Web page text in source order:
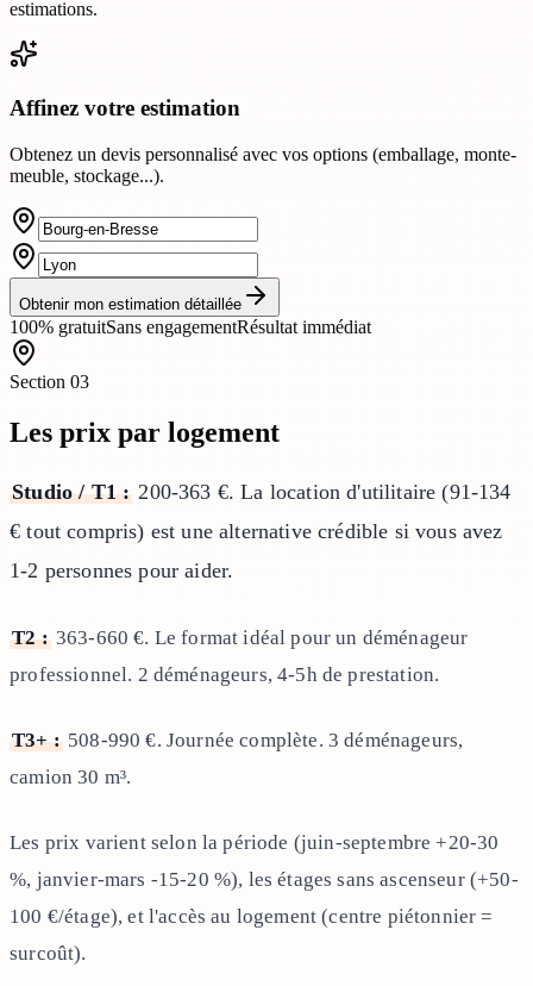
estimations.
Affinez votre estimation
Obtenez un devis personnalisé avec vos options (emballage, monte-
meuble, stockage...).
Obtenir mon estimation détaillée
100% gratuitSans engagementRésultat immédiat
Section 03
Les prix par logement
Studio / T1 : 200-363 €. La location d'utilitaire (91-134
€ tout compris) est une alternative crédible si vous avez
1-2 personnes pour aider.
T2 :363-660 €. Le format idéal pour un déménageur
professionnel. 2 déménageurs, 4-5h de prestation.
T3+ :508-990 €. Journée complète. 3 déménageurs,
camion 30 m³.
Les prix varient selon la période (juin-septembre +20-30
%, janvier-mars -15-20 %), les étages sans ascenseur (+50-
100 €/étage), et l'accès au logement (centre piétonnier =
surcoût).